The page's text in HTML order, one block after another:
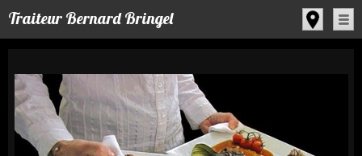
Traiteur Bernard Bringel
Panneau de gestion des cookies